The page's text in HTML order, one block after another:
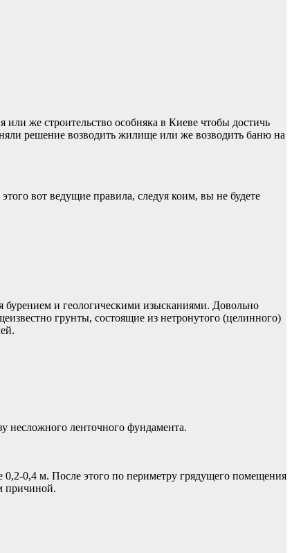
же строительство особняка в Киеве чтобы достичь
решение возводить жилище или же возводить баню на
вот ведущие правила, следуя коим, вы не будете
бурением и геологическими изысканиями. Довольно
грунты, состоящие из нетронутого (целинного)
несложного ленточного фундамента.
0,2-0,4 м. После этого по периметру грядущего помещения
причиной.